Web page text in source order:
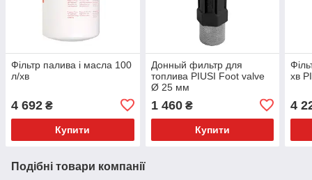
Фільтр палива і масла 100
л/хв
4 692 ₴
Купити
Донный фильтр для
топлива PIUSI Foot valve
Ø 25 мм
1 460₴
Купити
хв
4
Подібні товари компанії